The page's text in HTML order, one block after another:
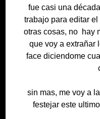
fue casi una
trabajo para editar
otras cosas, no hay
que voy a extrañar
face diciendome
sin mas, me voy a
festejar este